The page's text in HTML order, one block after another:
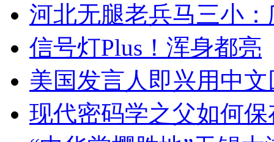
河北无腿老兵马三小
信号灯Plus！浑身都亮
美国发言人即兴用中
现代密码学之父如何